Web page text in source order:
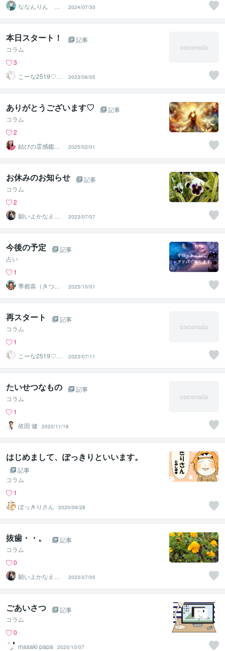
ななんりん 元
NanaN CreeR
2024/07/30
本日スタート！
記事
コラム
3
こーな2519♡心
の内をお聞かせ
ください
2023/06/05
ありがとうございます♡
記事
コラム
2
結びの霊感鑑定
士♡心の守護者
優真（ゆうま
2025/02/01
お休みのお知らせ
記事
コラム
2
願いよかなえ～
ゆりか～
2023/07/07
今後の予定
記事
占い
1
季都喜（きつ
き）
2025/10/01
再スタート
記事
コラム
1
こーな2519♡心
の内をお聞かせ
ください
2023/07/11
たいせつなもの
記事
コラム
1
依田 健
2020/11/18
はじめまして、ぽっきりといいます。
記事
コラム
1
ぽっきりさん
2020/09/28
抜歯・・。
記事
コラム
0
願いよかなえ～
ゆりか～
2023/07/05
ごあいさつ
記事
コラム
0
masaki papa
2020/10/07